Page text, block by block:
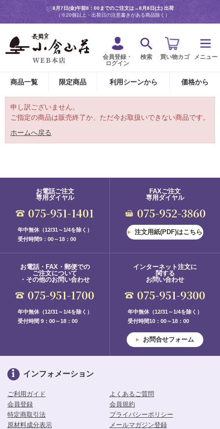
8月7日(金)午前8：00までのご注文は→8月8日(土) 出荷
（※20個以上・出荷日の注意書きがある商品除く）
会員登録・
ログイン
検索 買い物カゴ メニュー
商品一覧 限定商品 利用シーンから 価格から
申し訳ございません。
ご指定の商品は販売終了か、ただ今お取扱いできない商品です。
ホームへ戻る
お電話ご注文
専用ダイヤル
075-951-1401
年中無休（12/31～1/4を除く）
受付時間9：00～18：00
FAXご注文
専用ダイヤル
075-952-3860
注文用紙(PDF)はこちら
お電話・FAX・郵便での
ご注文について
・その他のお問い合わせ
075-951-1700
年中無休（12/31～1/4を除く）
受付時間 9：00～18：00
インターネット注文に
関する
お問い合わせ
075-951-9300
年中無休（12/31～1/4を除く）
受付時間10：00～18：00
お問合せフォーム
インフォメーション
ご利用ガイド
よくあるご質問
会員登録
会員規約
特定商取引法
プライバシーポリシー
原材料成分表示
メールマガジン登録